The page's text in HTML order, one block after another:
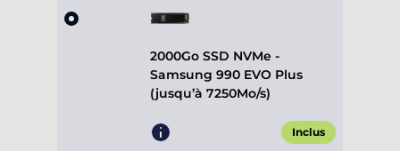
2000Go SSD NVMe -
Samsung 990 EVO Plus
(jusqu’à 7250Mo/s)
Inclus